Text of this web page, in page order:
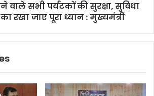
वाले सभी पर्यटकों की सुरक्षा, सुविधा
रखा जाए पूरा ध्यान : मुख्यमंत्री